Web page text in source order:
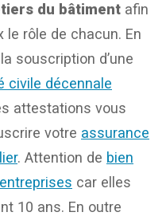
du bâtiment afin
rôle de chacun. En
souscription d’une
civile décennale
attestations vous
votre assurance
. Attention de bien
car elles
10 ans. En outre